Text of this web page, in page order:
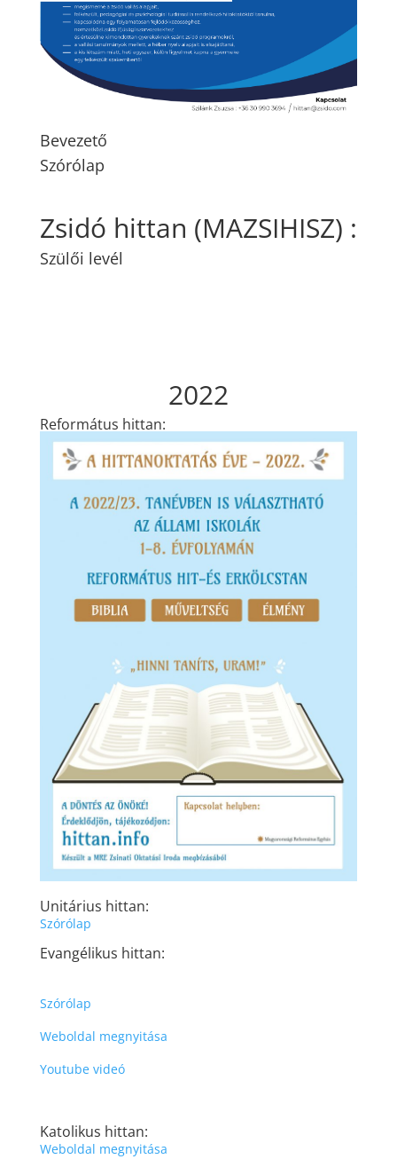
Bevezető
Szórólap
Zsidó hittan (MAZSIHISZ) :
Szülői levél
2022
Református hittan:
Unitárius hittan:
Szórólap
Evangélikus hittan:
Szórólap
Weboldal megnyitása
Youtube videó
Katolikus hittan:
Weboldal megnyitása